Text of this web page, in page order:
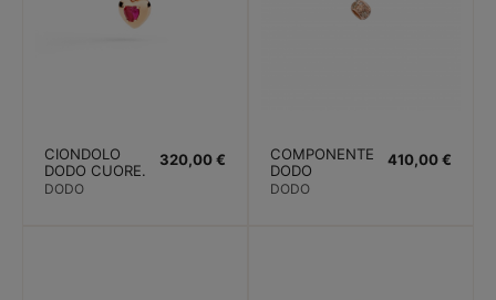
CIONDOLO
DODO CUORE.
ORO ROSA
DODO
320,00 €
COMPONENTE
DODO
RONDELLA
DODO
410,00 €